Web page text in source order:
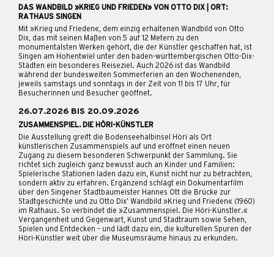
DAS WANDBILD »KRIEG UND FRIEDEN» VON OTTO DIX | ORT:
RATHAUS SINGEN
Mit »Krieg und Frieden«, dem einzig erhaltenen Wandbild von Otto
Dix, das mit seinen Maßen von 5 auf 12 Metern zu den
monumentalsten Werken gehört, die der Künstler geschaffen hat, ist
Singen am Hohentwiel unter den baden-württembergischen Otto-Dix-
Städten ein besonderes Reiseziel. Auch 2026 ist das Wandbild
während der bundesweiten Sommerferien an den Wochenenden,
jeweils samstags und sonntags in der Zeit von 11 bis 17 Uhr, für
Besucherinnen und Besucher geöffnet.
26.07.2026 BIS 20.09.2026
ZUSAMMENSPIEL. DIE HÖRI-KÜNSTLER
Die Ausstellung greift die Bodenseehalbinsel Höri als Ort
künstlerischen Zusammenspiels auf und eröffnet einen neuen
Zugang zu diesem besonderen Schwerpunkt der Sammlung. Sie
richtet sich zugleich ganz bewusst auch an Kinder und Familien:
Spielerische Stationen laden dazu ein, Kunst nicht nur zu betrachten,
sondern aktiv zu erfahren. Ergänzend schlägt ein Dokumentarfilm
über den Singener Stadtbaumeister Hannes Ott die Brücke zur
Stadtgeschichte und zu Otto Dix’ Wandbild »Krieg und Frieden« (1960)
im Rathaus. So verbindet die »Zusammenspiel. Die Höri-Künstler.«
Vergangenheit und Gegenwart, Kunst und Stadtraum sowie Sehen,
Spielen und Entdecken – und lädt dazu ein, die kulturellen Spuren der
Höri-Künstler weit über die Museumsräume hinaus zu erkunden.